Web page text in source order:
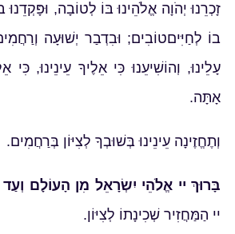
זָכְרֵנוּ יְהֹוָה אֱלֹהֵינוּ בּוֹ לְטוֹבָה, וּפָּקְדֵנוּ
בוֹ לְחַיִּיםטוֹבִים; וּבִדְבַר יְשׁוּעָה
עָלֵינוּ, וְהוֹשִׁיעֵנוּ כִּי אֵלֶיךָ עֵינֵינוּ,
אָתָּה.
וְתֶחֱזֶינָה עֵינֵינוּ בְּשׁוּבְךָ לְצִיּוֹן בְּרַחֲמִים.
בָּרוּךְ יי אֱלֹהֵי יִשְׂרָאֵל מִן הָעוֹלָם
יי הַמַּחֲזִיר שְׁכִינָתוֹ לְצִיּוֹן.